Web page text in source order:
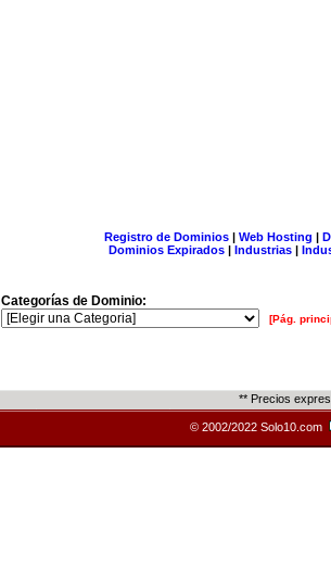
Registro de Dominios| Web Hosting |
Dominios Expirados | Industrias |
Categorías de Dominio:
[Pág.
** Precios
© 2002/2022 Solo10.com